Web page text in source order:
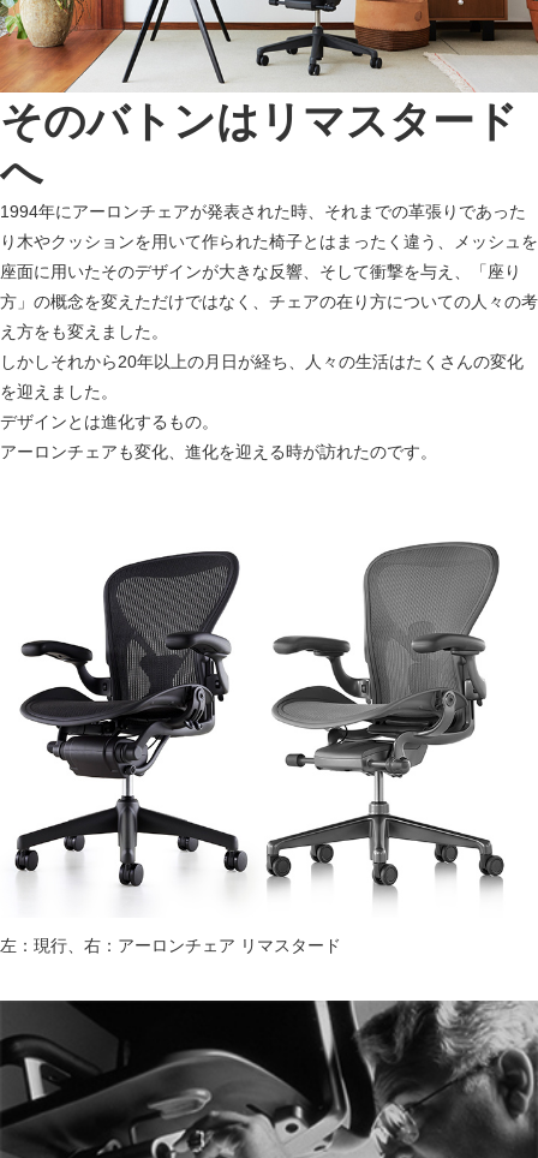
そのバトンはリマスタード
へ
1994年にアーロンチェアが発表された時、それまでの革張りであった
り木やクッションを用いて作られた椅子とはまったく違う、メッシュを
座面に用いたそのデザインが大きな反響、そして衝撃を与え、「座り
方」の概念を変えただけではなく、チェアの在り方についての人々の考
え方をも変えました。
しかしそれから20年以上の月日が経ち、人々の生活はたくさんの変化
を迎えました。
デザインとは進化するもの。
アーロンチェアも変化、進化を迎える時が訪れたのです。
左：現行、右：アーロンチェア リマスタード